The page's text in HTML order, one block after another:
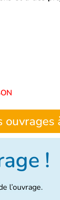
ouvrages
!
l’ouvrage.